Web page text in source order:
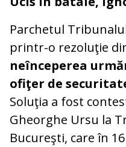
Parchetul
printr-o rezoluţie
neînceperea
ofiţer de
Soluţia a fost
Gheorghe Ursu la
Bucureşti, care în